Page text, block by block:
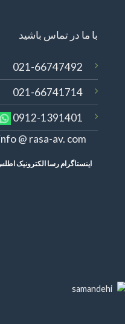
با ما در تماس باشید
021-66747492
021-66741714
0912-1391401
@ rasa-av. com
اینستاگرام رسا الکترونیک